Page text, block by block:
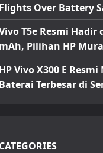
Flights Over Battery
T5e Resmi
mAh, Pilihan HP
HP Vivo X300 E
Baterai Terbesar di
CATEGORIES